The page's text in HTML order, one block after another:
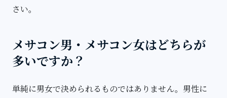
さい。
メサコン男・メサコン女はどちらが
多いですか？
単純に男女で決められるものではありません。男性に